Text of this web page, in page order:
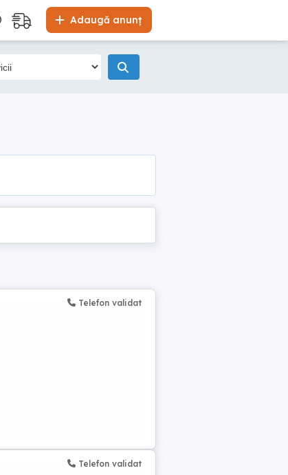
Adaugă anunț
Telefon validat
Telefon validat